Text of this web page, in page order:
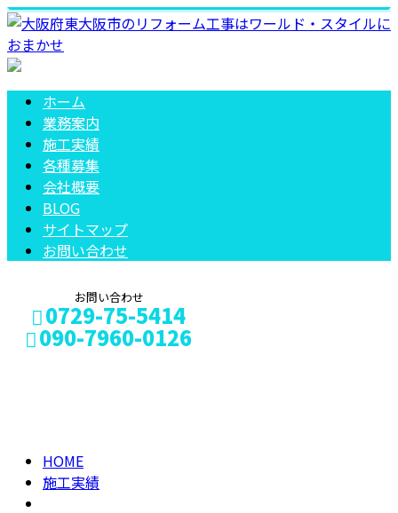
ホーム
業務案内
施工実績
各種募集
会社概要
BLOG
サイトマップ
お問い合わせ
お問い合わせ
0729-75-5414
090-7960-0126
HOME
施工実績